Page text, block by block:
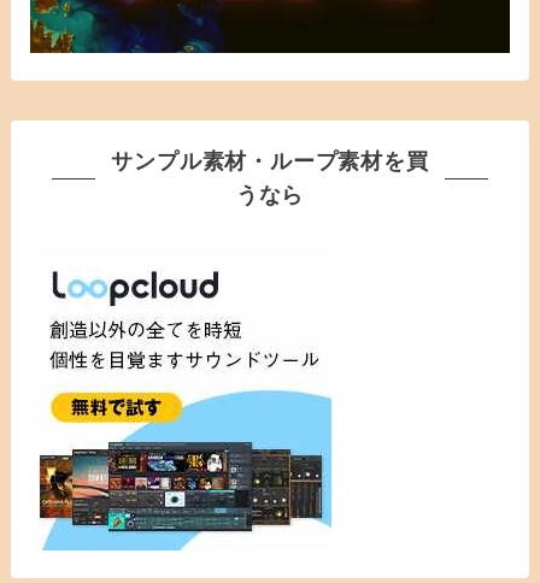
サンプル素材・ループ素材を買
うなら